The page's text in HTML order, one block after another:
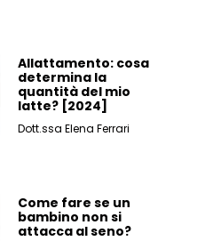
Allattamento: cosa
determina la
quantità del mio
latte? [2024]
Dott.ssa Elena Ferrari
Come fare se un
bambino non si
attacca al seno?